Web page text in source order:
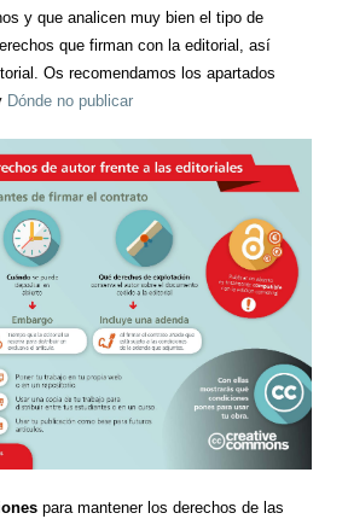
y que analicen muy bien el tipo de
que firman con la editorial, así
Os recomendamos los apartados
Dónde no publicar
para mantener los derechos de las